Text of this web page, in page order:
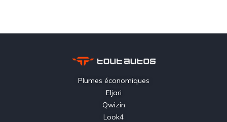
Plumes économiques
Eljari
Qwizin
Look4